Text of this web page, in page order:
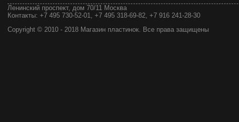
Ленинский проспект, дом 70/11 Москва
Контакты: +7 495 730-52-01, +7 495 318-69-82, +7 916 241-28-30
Copyright © 2010 - 2018 Магазин пластинок. Все права защищены